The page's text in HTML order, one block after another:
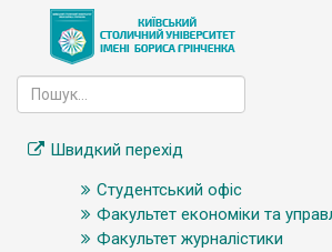
Швидкий перехід
Студентський офіс
Факультет економіки та
Факультет журналістики